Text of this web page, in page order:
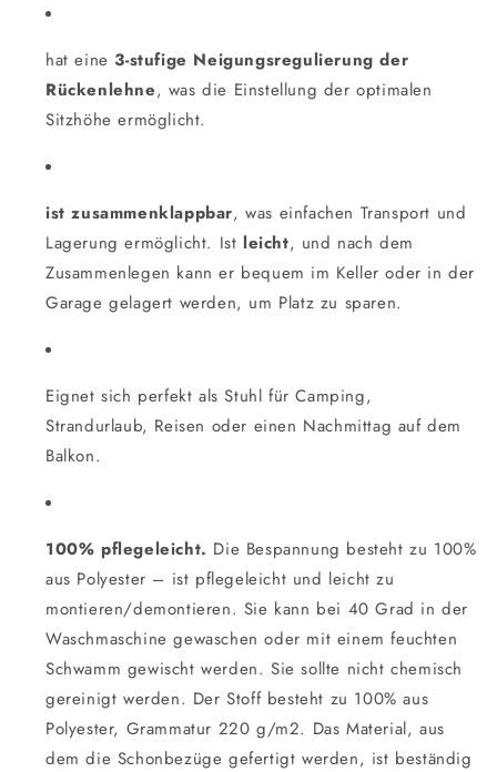
hat eine 3-stufige Neigungsregulierung der
Rückenlehne, was die Einstellung der optimalen
Sitzhöhe ermöglicht.
ist zusammenklappbar, was einfachen Transport und
Lagerung ermöglicht. Ist leicht, und nach dem
Zusammenlegen kann er bequem im Keller oder in der
Garage gelagert werden, um Platz zu sparen.
Eignet sich perfekt als Stuhl für Camping,
Strandurlaub, Reisen oder einen Nachmittag auf dem
Balkon.
100% pflegeleicht. Die Bespannung besteht zu 100%
aus Polyester – ist pflegeleicht und leicht zu
montieren/demontieren. Sie kann bei 40 Grad in der
Waschmaschine gewaschen oder mit einem feuchten
Schwamm gewischt werden. Sie sollte nicht chemisch
gereinigt werden. Der Stoff besteht zu 100% aus
Polyester, Grammatur 220 g/m2. Das Material, aus
dem die Schonbezüge gefertigt werden, ist beständig